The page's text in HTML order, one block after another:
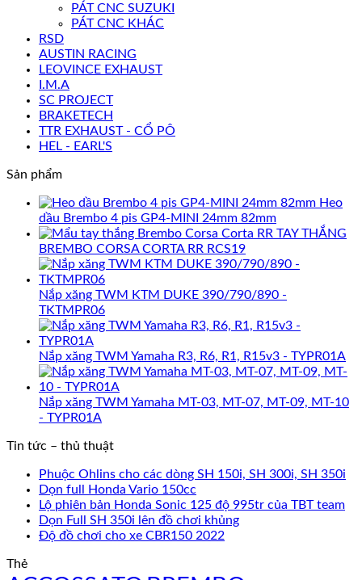
PÁT CNC SUZUKI
PÁT CNC KHÁC
RSD
AUSTIN RACING
LEOVINCE EXHAUST
I.M.A
SC PROJECT
BRAKETECH
TTR EXHAUST - CỔ PÔ
HEL - EARL'S
Sản phẩm
Heo
dầu Brembo 4 pis GP4-MINI 24mm 82mm
TAY THẮNG
BREMBO CORSA CORTA RR RCS19
Nắp xăng TWM KTM DUKE 390/790/890 -
TKTMPR06
Nắp xăng TWM Yamaha R3, R6, R1, R15v3 - TYPR01A
Nắp xăng TWM Yamaha MT-03, MT-07, MT-09, MT-10
- TYPR01A
Tin tức – thủ thuật
Phuộc Ohlins cho các dòng SH 150i, SH 300i, SH 350i
Dọn full Honda Vario 150cc
Lộ phiên bản Honda Sonic 125 độ 995tr của TBT team
Dọn Full SH 350i lên đồ chơi khủng
Độ đồ chơi cho xe CBR150 2022
Thẻ